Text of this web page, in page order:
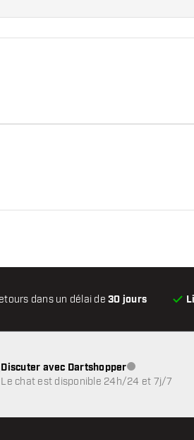
dans un délai de30 jours
Discuter avec DartshopperService client
Le chat est disponible 24h/24 et 7j/7